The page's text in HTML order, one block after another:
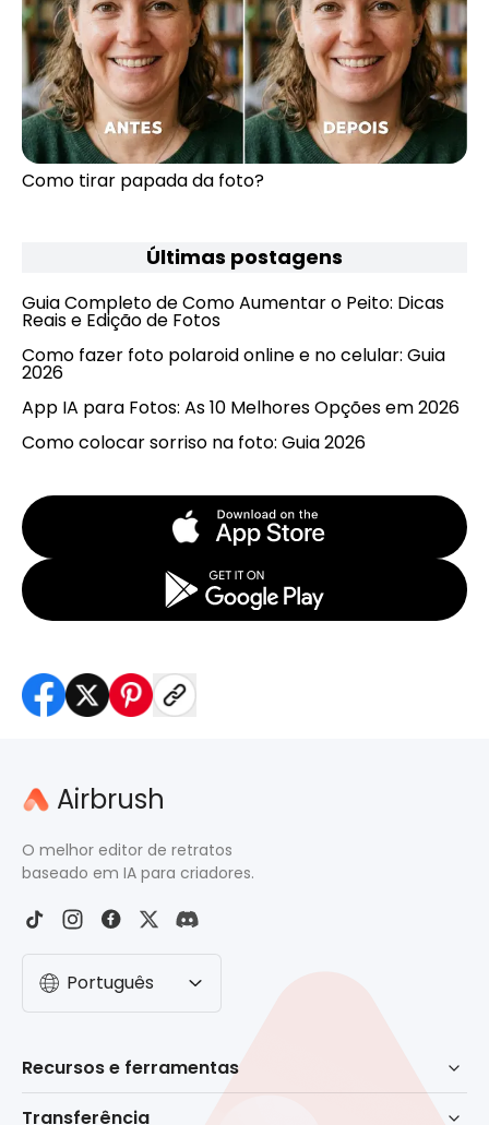
Como tirar papada da foto?
Últimas postagens
Guia Completo de Como Aumentar o Peito: Dicas
Reais e Edição de Fotos
Como fazer foto polaroid online e no celular: Guia
2026
App IA para Fotos: As 10 Melhores Opções em 2026
Como colocar sorriso na foto: Guia 2026
Airbrush
O melhor editor de retratos
baseado em IA para criadores.
Português
Recursos e ferramentas
Retoque baseado em IA
Transferência